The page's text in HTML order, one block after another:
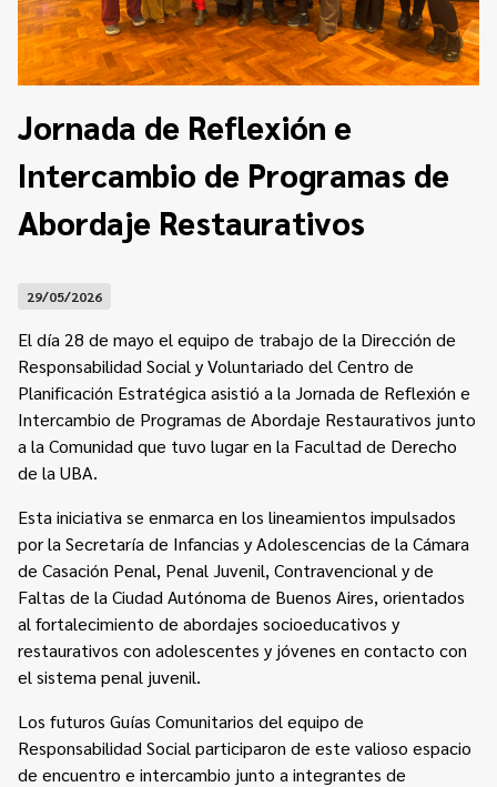
Convenios
Concursos
Acceso a la información Pública
Pedido de Acceso a la Información online
Tenés Derechos
Repositorio de Datos Abiertos
Programa Educación en Derechos Humanos
Cuento con Derechos
Contacto
Jornada de Reflexión e
Intercambio de Programas de
Abordaje Restaurativos
29/05/2026
El día 28 de mayo el equipo de trabajo de la Dirección de
Responsabilidad Social y Voluntariado del Centro de
Planificación Estratégica asistió a la Jornada de Reflexión e
Intercambio de Programas de Abordaje Restaurativos junto
a la Comunidad que tuvo lugar en la Facultad de Derecho
de la UBA.
Esta iniciativa se enmarca en los lineamientos impulsados
por la Secretaría de Infancias y Adolescencias de la Cámara
de Casación Penal, Penal Juvenil, Contravencional y de
Faltas de la Ciudad Autónoma de Buenos Aires, orientados
al fortalecimiento de abordajes socioeducativos y
restaurativos con adolescentes y jóvenes en contacto con
el sistema penal juvenil.
Los futuros Guías Comunitarios del equipo de
Responsabilidad Social participaron de este valioso espacio
de encuentro e intercambio junto a integrantes de